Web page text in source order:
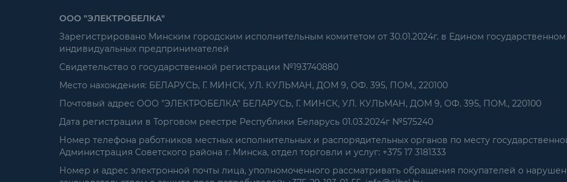
ООО "ЭЛЕКТРОБЕЛКА"
Зарегистрировано Минским городским исполнительным комитетом от 30.01.2024г. в Едином
индивидуальных предпринимателей
Свидетельство о государственной регистрации №193740880
Место нахождения: БЕЛАРУСЬ, Г. МИНСК, УЛ. КУЛЬМАН, ДОМ 9, ОФ. 395, ПОМ., 220100
Почтовый адрес ООО "ЭЛЕКТРОБЕЛКА" БЕЛАРУСЬ, Г. МИНСК, УЛ. КУЛЬМАН, ДОМ 9, ОФ. 395, ПОМ., 220100
Дата регистрации в Торговом реестре Республики Беларусь 01.03.2024г №575240
Номер телефона работников местных исполнительных и распорядительных органов по месту
Администрация Советского района г. Минска, отдел торговли и услуг: +375 17 3181333
Номер и адрес электронной почты лица, уполномоченного рассматривать обращения покупателей о